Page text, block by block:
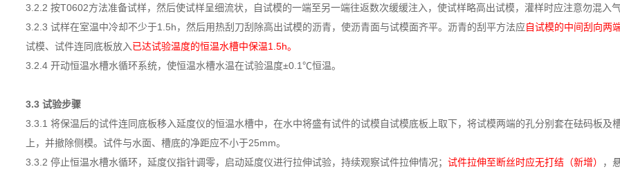
3.2.2 按T0602方法准备试样，然后使试样呈细流状，自试模的一端至另一端往返数次缓缓注入，使试样略高出试模，灌样时应注意勿混入气
3.2.3 试样在室温中冷却不少于1.5h，然后用热刮刀刮除高出试模的沥青，使沥青面与试模面齐平。沥青的刮平方法应自试模的中间刮向两
试模、试件连同底板放入已达试验温度的恒温水槽中保温1.5h。
3.2.4 开动恒温水槽水循环系统，使恒温水槽水温在试验温度±0.1℃恒温。
3.3 试验步骤
3.3.1 将保温后的试件连同底板移入延度仪的恒温水槽中，在水中将盛有试件的试模自试模底板上取下，将试模两端的孔分别套在砝码板及
上，并撤除侧模。试件与水面、槽底的净距应不小于25mm。
3.3.2 停止恒温水槽水循环，延度仪指针调零，启动延度仪进行拉伸试验，持续观察试件拉伸情况； 试件拉伸至断丝时应无打结（新增）
，